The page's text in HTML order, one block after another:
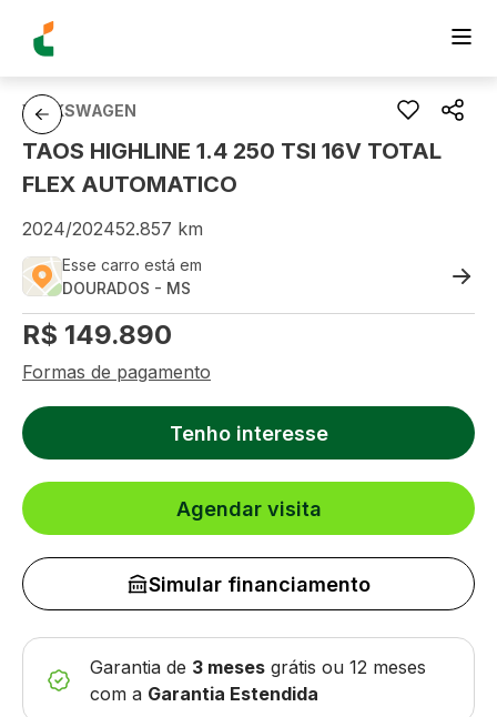
VOLKSWAGEN
TAOS HIGHLINE 1.4 250 TSI 16V TOTAL
FLEX AUTOMATICO
2024/202452.857 km
Esse carro está em
DOURADOS - MS
R$ 149.890
Formas de pagamento
Tenho interesse
Agendar visita
Simular financiamento
Garantia de 3 meses grátis ou 12 meses
com a Garantia Estendida